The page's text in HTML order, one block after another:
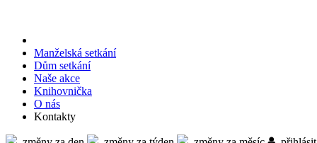
Manželská setkání
Dům setkání
Naše akce
Knihov­nička
O nás
Kontakty